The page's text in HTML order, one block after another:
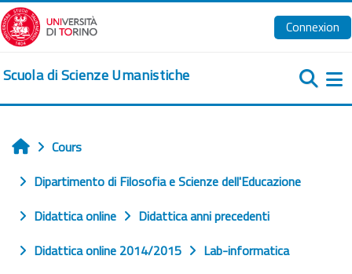
Passer au contenu principal
Connexion
Scuola di Scienze Umanistiche
Accueil
Cours
Dipartimento di Filosofia e Scienze dell'Educazione
Didattica online
Didattica anni precedenti
Didattica online 2014/2015
Lab-informatica